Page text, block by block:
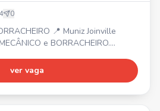
4 0
📍 Muniz Joinville
e BORRACHEIRO.
ver vaga